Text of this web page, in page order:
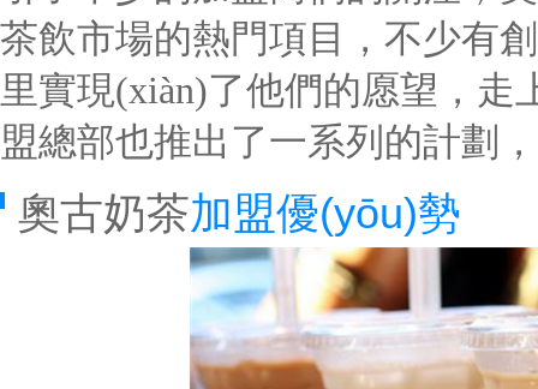
茶飲市場的熱門項目，不少有
里實現(xiàn)了他們的愿望，
盟總部也推出了一系列的計劃
奧古奶茶加盟優(yōu)勢